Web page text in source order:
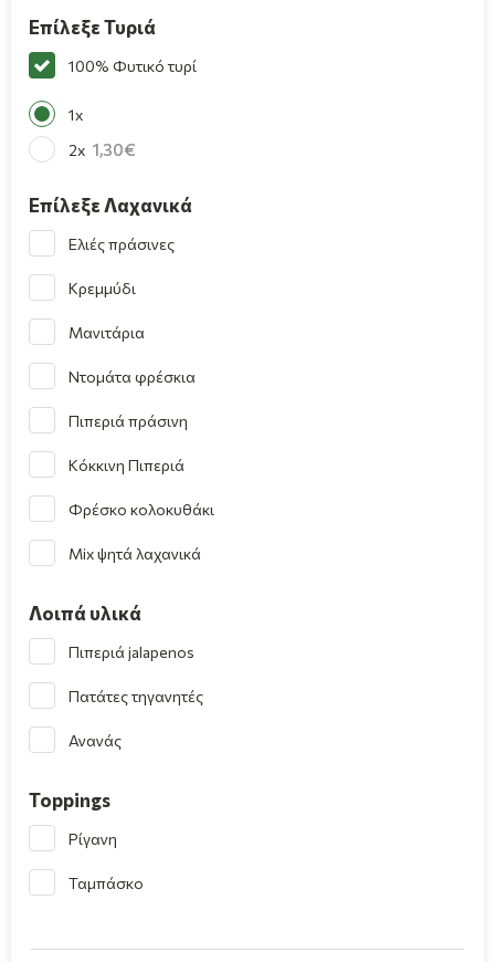
Επίλεξε Τυριά
100% Φυτικό τυρί
1x
2x 1,30
Επίλεξε Λαχανικά
Ελιές πράσινες
Κρεμμύδι
Μανιτάρια
Ντομάτα φρέσκια
Πιπεριά πράσινη
Κόκκινη Πιπεριά
Φρέσκο κολοκυθάκι
Mix ψητά λαχανικά
Λοιπά υλικά
Πιπεριά jalapenos
Πατάτες τηγανητές
Ανανάς
Toppings
Ρίγανη
Ταμπάσκο